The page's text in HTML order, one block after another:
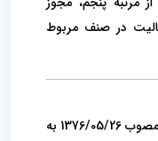
در صنف مربوط
ماده (2) قانون روابط موجر و مستاجر مصوب 1376/05/26 به